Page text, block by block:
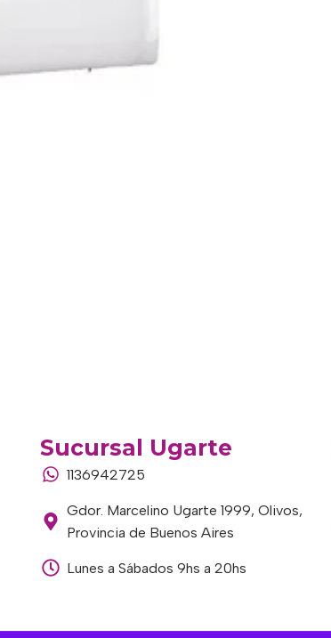
Sucursal Ugarte
1136942725
Gdor. Marcelino Ugarte 1999, Olivos,
Provincia de Buenos Aires
Lunes a Sábados 9hs a 20hs